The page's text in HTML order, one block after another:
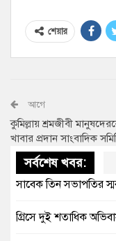
শেয়ার
আগে
কুমিল্লায় শ্রমজীবী
খাবার প্রদান সাংবাদিক
সর্বশেষ খবর:
সাবেক তিন সভাপতির
গ্রিসে দুই শতাধিক